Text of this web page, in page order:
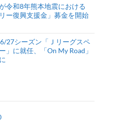
令和8年熊本地震における
ー復興支援金」募金を開始
27シーズン「Ｊリーグスペ
」に就任、「On My Road」